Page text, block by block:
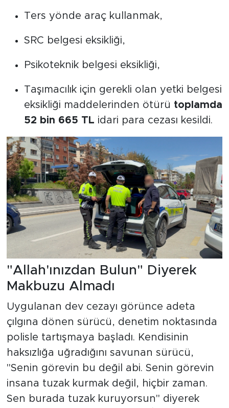
Ters yönde araç kullanmak,
SRC belgesi eksikliği,
Psikoteknik belgesi eksikliği,
Taşımacılık için gerekli olan yetki belgesi
eksikliği maddelerinden ötürü toplamda
52 bin 665 TL idari para cezası kesildi.
"Allah'ınızdan Bulun" Diyerek
Makbuzu Almadı
Uygulanan dev cezayı görünce adeta
çılgına dönen sürücü, denetim noktasında
polisle tartışmaya başladı. Kendisinin
haksızlığa uğradığını savunan sürücü,
"Senin görevin bu değil abi. Senin görevin
insana tuzak kurmak değil, hiçbir zaman.
Sen burada tuzak kuruyorsun" diyerek